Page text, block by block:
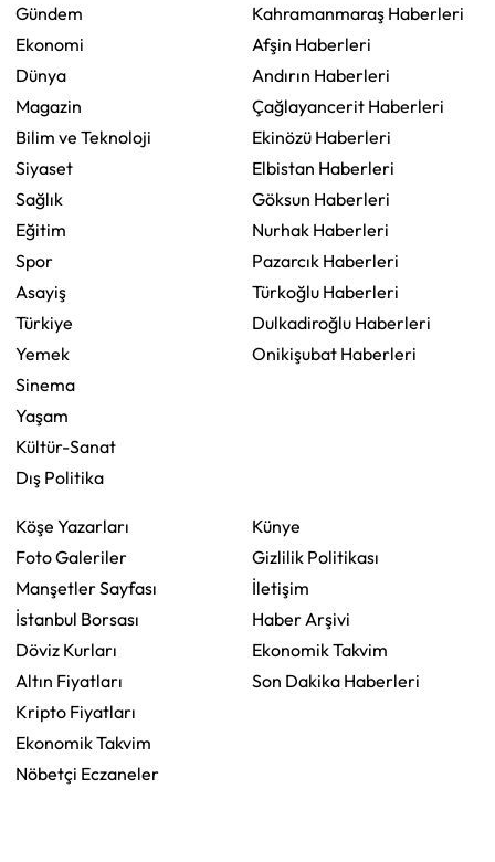
Gündem
Ekonomi
Dünya
Magazin
Bilim ve Teknoloji
Siyaset
Sağlık
Eğitim
Spor
Asayiş
Türkiye
Yemek
Sinema
Yaşam
Kültür-Sanat
Dış Politika
Kahramanmaraş Haberleri
Afşin Haberleri
Andırın Haberleri
Çağlayancerit Haberleri
Ekinözü Haberleri
Elbistan Haberleri
Göksun Haberleri
Nurhak Haberleri
Pazarcık Haberleri
Türkoğlu Haberleri
Dulkadiroğlu Haberleri
Onikişubat Haberleri
Köşe Yazarları
Foto Galeriler
Manşetler Sayfası
İstanbul Borsası
Döviz Kurları
Altın Fiyatları
Kripto Fiyatları
Ekonomik Takvim
Nöbetçi Eczaneler
Künye
Gizlilik Politikası
İletişim
Haber Arşivi
Ekonomik Takvim
Son Dakika Haberleri